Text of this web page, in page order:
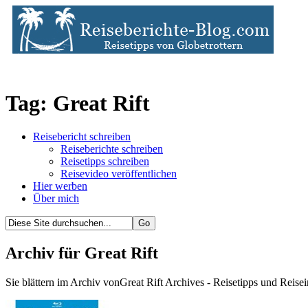
Tag: Great Rift
Reisebericht schreiben
Reiseberichte schreiben
Reisetipps schreiben
Reisevideo veröffentlichen
Hier werben
Über mich
Archiv für Great Rift
Sie blättern im Archiv vonGreat Rift Archives - Reisetipps und